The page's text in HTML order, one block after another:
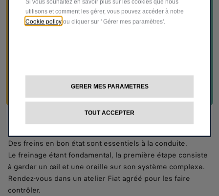
FREINS
Des freins en bon état sont essentiels à la conduite.
Le freinage étant fondamental, la première étape consiste
à garder un œil et une oreille sur son système complexe.
Rendez-vous dans un atelier Fiat agréé pour les faire
contrôler.
Si vous souhaitez en savoir plus sur les cookies que nous
utilisons et comment les gérer, vous pouvez accéder à notre
Cookie policy ou cliquer sur ' Gérer mes paramètres'.
GERER MES PARAMETRES
TOUT ACCEPTER